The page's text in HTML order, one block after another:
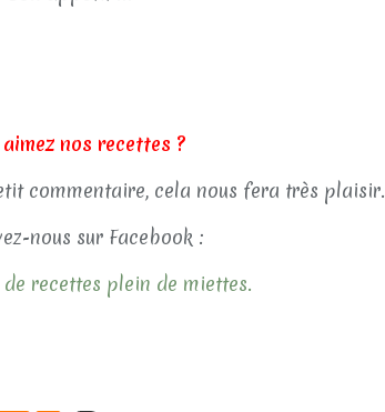
aimez nos recettes ?
commentaire, cela nous fera très plaisir.
nous sur Facebook :
recettes plein de miettes.